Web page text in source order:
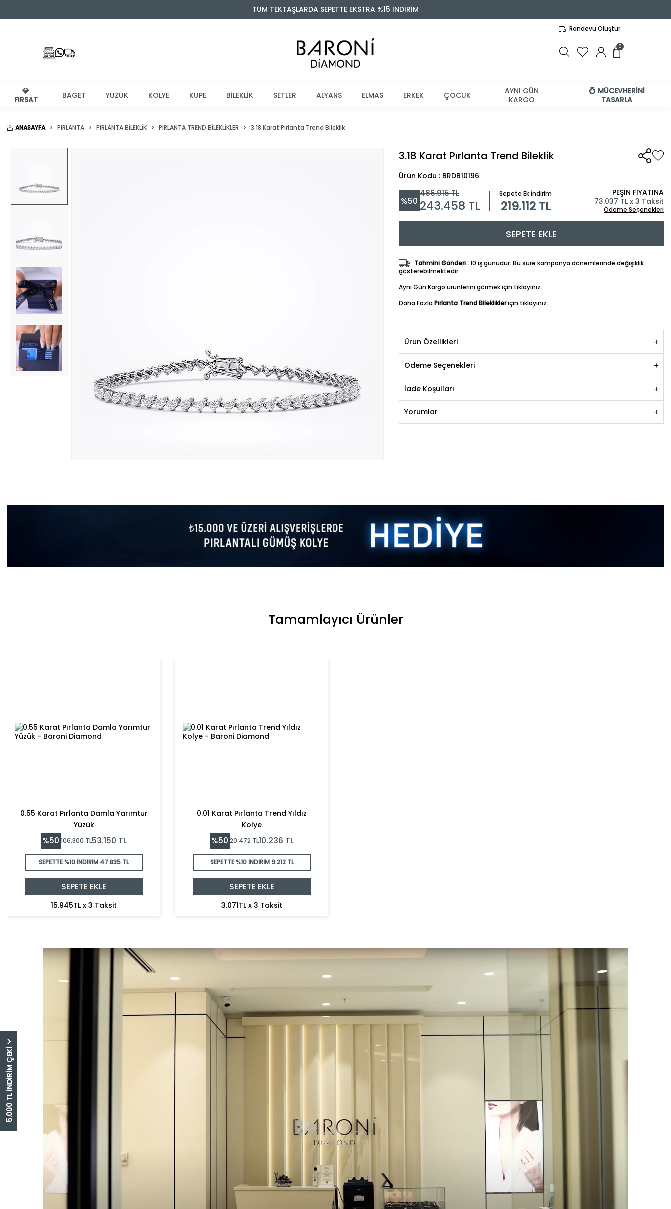
5.000 TL İNDİRİM ÇEKİ
TÜM TEKTAŞLARDA SEPETTE EKSTRA %15 İNDİRİM
Randevu Oluştur
0
💎
FIRSAT
BAGET YÜZÜK KOLYE KÜPE BİLEKLİK SETLER ALYANS ELMAS ERKEK ÇOCUK
AYNI GÜN
KARGO
💍 MÜCEVHERİNİ
TASARLA
ANASAYFA PIRLANTA PIRLANTA BILEKLIK PIRLANTA TREND BILEKLIKLER 3.18 Karat Pırlanta Trend Bileklik
3.18 Karat Pırlanta Trend Bileklik
Ürün Kodu : BRDB10196
%50
486.915TL
243.458 TL
Sepete Ek İndirim
219.112 TL
PEŞİN FİYATINA
73.037 TL x 3 Taksit
Ödeme Seçenekleri
SEPETE EKLE
Tahmini Gönderi :10 iş günüdür. Bu süre kampanya dönemlerinde değişiklik
gösterebilmektedir.
Aynı Gün Kargo ürünlerini görmek için tıklayınız.
Daha FazlaPırlanta Trend Bileklikleriçin tıklayınız.
Ürün Özellikleri
Ödeme Seçenekleri
İade Koşulları
Yorumlar
Tamamlayıcı Ürünler
0.55 Karat Pırlanta Damla Yarımtur
Yüzük
%50 106.300TL53.150 TL
SEPETTE %10 İNDİRİM 47.835 TL
SEPETE EKLE
15.945TL x 3 Taksit
0.01 Karat Pırlanta Trend Yıldız
Kolye
%50 20.472TL10.236 TL
SEPETTE %10 İNDİRİM9.212 TL
SEPETE EKLE
3.071TL x 3 Taksit